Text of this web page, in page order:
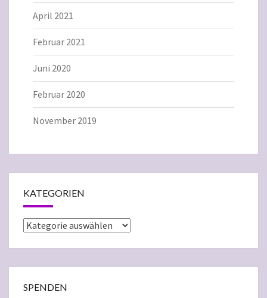
April 2021
Februar 2021
Juni 2020
Februar 2020
November 2019
KATEGORIEN
Kategorien
SPENDEN